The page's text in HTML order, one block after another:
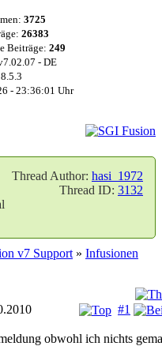
3725
26383
Beiträge: 249
- DE
- 23:36:02 Uhr
Thread Author: hasi_1972
Thread ID: 3132
v7 Support » Infusionen
#1
obwohl ich nichts